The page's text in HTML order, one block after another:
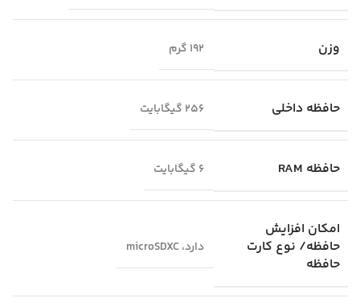
وزن 192 گرم
حافظه داخلی 256 گیگابایت
حافظه RAM 6 گیگابایت
امکان افزایش
حافظه/ نوع کارت
حافظه
دارد، microSDXC